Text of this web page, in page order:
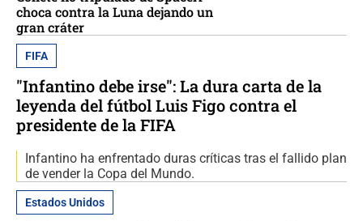
choca contra la Luna dejando un
gran cráter
FIFA
"Infantino debe irse": La dura carta de la
leyenda del fútbol Luis Figo contra el
presidente de la FIFA
Infantino ha enfrentado duras críticas tras el fallido plan
de vender la Copa del Mundo.
Estados Unidos